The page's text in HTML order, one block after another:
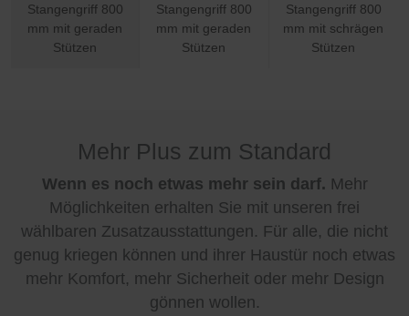
Stangengriff 800
mm mit geraden
Stützen
Stangengriff 800
mm mit geraden
Stützen
Stangengriff 800
mm mit schrägen
Stützen
Mehr Plus zum Standard
Wenn es noch etwas mehr sein darf. Mehr
Möglichkeiten erhalten Sie mit unseren frei
wählbaren Zusatzausstattungen. Für alle, die nicht
genug kriegen können und ihrer Haustür noch etwas
mehr Komfort, mehr Sicherheit oder mehr Design
gönnen wollen.